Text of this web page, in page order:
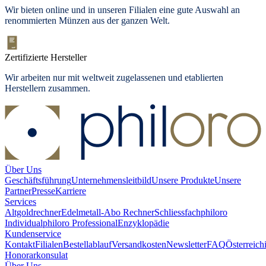
Wir bieten online und in unseren Filialen eine gute Auswahl an
renommierten Münzen aus der ganzen Welt.
Zertifizierte Hersteller
Wir arbeiten nur mit weltweit zugelassenen und etablierten
Herstellern zusammen.
Über Uns
GeschäftsführungUnternehmensleitbildUnsere ProdukteUnsere
PartnerPresseKarriere
Services
AltgoldrechnerEdelmetall-Abo RechnerSchliessfachphiloro
Individualphiloro ProfessionalEnzyklopädie
Kundenservice
KontaktFilialenBestellablaufVersandkostenNewsletterFAQ
Honorarkonsulat